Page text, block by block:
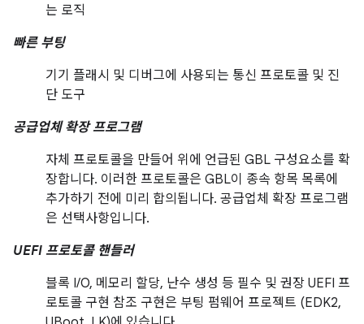
는 로직
빠른 부팅
기기 플래시 및 디버그에 사용되는 통신 프로토콜 및 진
단 도구
공급업체 확장 프로그램
자체 프로토콜을 만들어 위에 언급된 GBL 구성요소를 확
장합니다. 이러한 프로토콜은 GBL이 종속 항목 목록에
추가하기 전에 미리 합의됩니다. 공급업체 확장 프로그램
은 선택사항입니다.
UEFI 프로토콜 핸들러
블록 I/O, 메모리 할당, 난수 생성 등 필수 및 권장 UEFI 프
로토콜 구현 참조 구현은 부팅 펌웨어 프로젝트 (EDK2,